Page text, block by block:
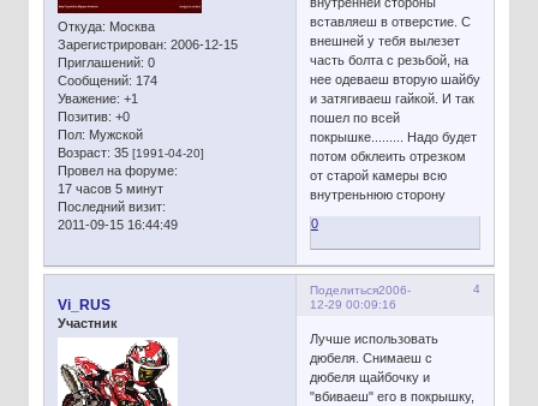
Откуда: Москва
Зарегистрирован: 2006-12-15
Приглашений: 0
Сообщений: 174
Уважение: +1
Позитив: +0
Пол: Мужской
Возраст: 35 [1991-04-20]
Провел на форуме:
17 часов 5 минут
Последний визит:
2011-09-15 16:44:49
вставляеш в отверстие. С
внешней у тебя вылезет
часть болта с резьбой, на
нее одеваеш вторую шайбу
и затягиваеш гайкой. И так
пошел по всей
покрышке......... Надо будет
потом обклеить отрезком
от старой камеры всю
внутреньнюю сторону
0
Поделиться 4
2006-
12-29 00:09:16
Vi_RUS
Участник
Лучше использовать
дюбеля. Снимаеш с
дюбеля щайбочку и
"вбиваеш" его в покрышку,